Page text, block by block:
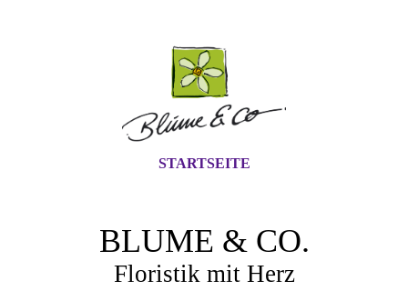
STARTSEITE
BLUME & CO.
Floristik mit Herz